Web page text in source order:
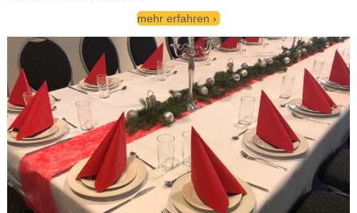
mehr erfahren